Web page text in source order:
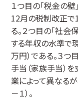
１つ目の「税金の
12月の税制改正
る。２つ目の「社
する年収の水準で
万円）である。３
手当（家族手当）
業によって異なる
－１）。